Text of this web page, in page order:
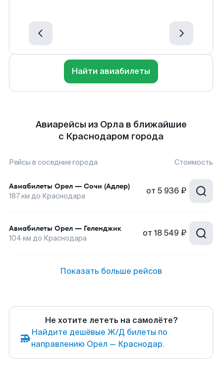
Найти авиабилеты
Авиарейсы из Орла в ближайшие
с Краснодаром города
Рейсы в соседние города Стоимость
Авиабилеты Орел — Сочи (Адлер)
187км до Краснодара от 5 936 ₽
Авиабилеты Орел — Геленджик
104 км до Краснодара от 18 549 ₽
Показать больше рейсов
Не хотите лететь на самолёте?
Найдите дешёвые Ж/Д билеты по
направлению Орел — Краснодар.